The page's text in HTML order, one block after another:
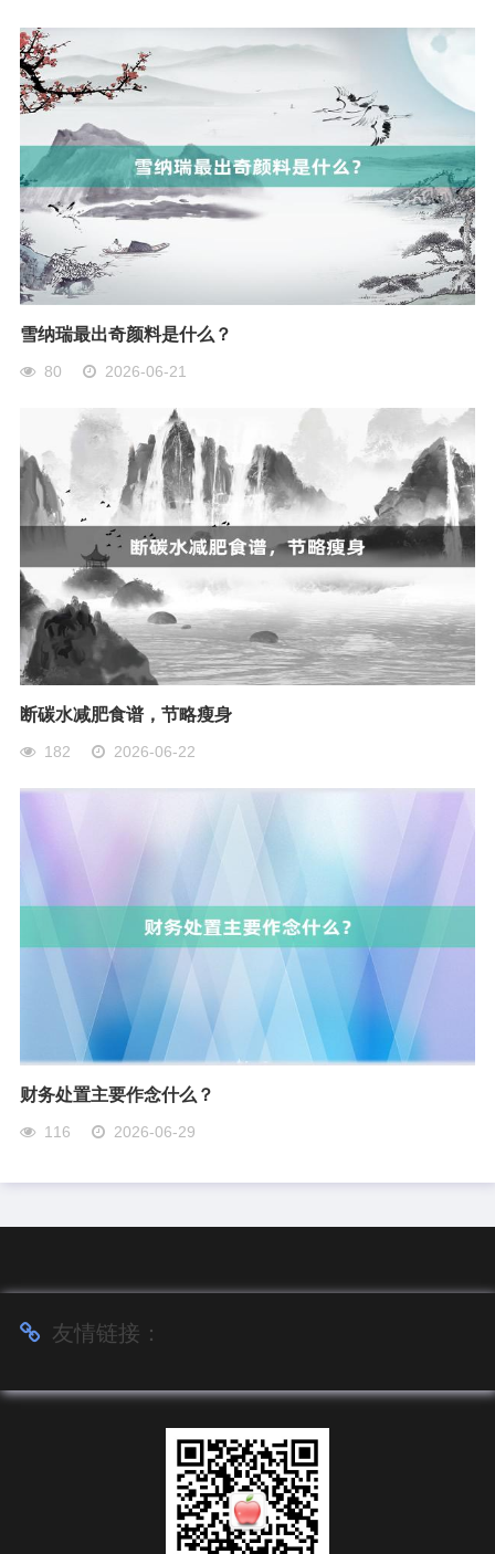
雪纳瑞最出奇颜料是什么？
80 2026-06-21
断碳水减肥食谱，节略瘦身
182 2026-06-22
财务处置主要作念什么？
116 2026-06-29
友情链接：